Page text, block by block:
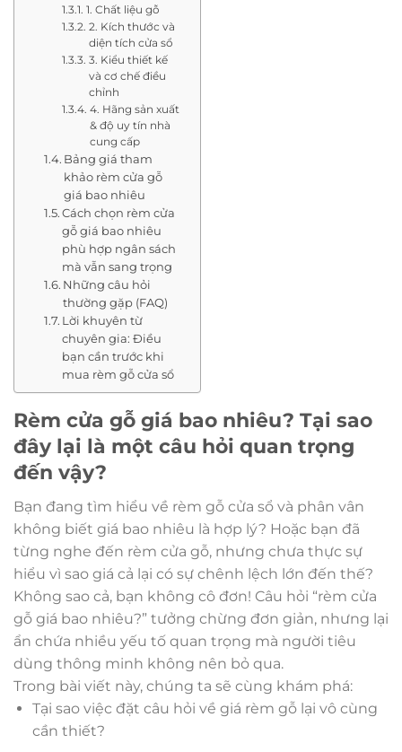
1. Chất liệu gỗ
2. Kích thước và
diện tích cửa sổ
3. Kiểu thiết kế
và cơ chế điều
chỉnh
4. Hãng sản xuất
& độ uy tín nhà
cung cấp
Bảng giá tham
khảo rèm cửa gỗ
giá bao nhiêu
Cách chọn rèm cửa
gỗ giá bao nhiêu
phù hợp ngân sách
mà vẫn sang trọng
Những câu hỏi
thường gặp (FAQ)
Lời khuyên từ
chuyên gia: Điều
bạn cần trước khi
mua rèm gỗ cửa sổ
Rèm cửa gỗ giá bao nhiêu? Tại sao
đây lại là một câu hỏi quan trọng
đến vậy?
Bạn đang tìm hiểu về rèm gỗ cửa sổ và phân vân
không biết giá bao nhiêu là hợp lý? Hoặc bạn đã
từng nghe đến rèm cửa gỗ, nhưng chưa thực sự
hiểu vì sao giá cả lại có sự chênh lệch lớn đến thế?
Không sao cả, bạn không cô đơn! Câu hỏi “rèm cửa
gỗ giá bao nhiêu?” tưởng chừng đơn giản, nhưng lại
ẩn chứa nhiều yếu tố quan trọng mà người tiêu
dùng thông minh không nên bỏ qua.
Trong bài viết này, chúng ta sẽ cùng khám phá:
Tại sao việc đặt câu hỏi về giá rèm gỗ lại vô cùng
cần thiết?